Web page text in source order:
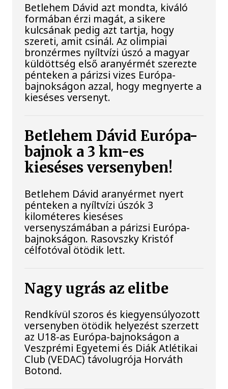
Betlehem Dávid azt mondta, kiváló
formában érzi magát, a sikere
kulcsának pedig azt tartja, hogy
szereti, amit csinál. Az olimpiai
bronzérmes nyíltvízi úszó a magyar
küldöttség első aranyérmét szerezte
pénteken a párizsi vizes Európa-
bajnokságon azzal, hogy megnyerte a
kieséses versenyt.
Betlehem Dávid Európa-
bajnok a 3 km-es
kieséses versenyben!
Betlehem Dávid aranyérmet nyert
pénteken a nyíltvízi úszók 3
kilométeres kieséses
versenyszámában a párizsi Európa-
bajnokságon. Rasovszky Kristóf
célfotóval ötödik lett.
Nagy ugrás az elitbe
Rendkívül szoros és kiegyensúlyozott
versenyben ötödik helyezést szerzett
az U18-as Európa-bajnokságon a
Veszprémi Egyetemi és Diák Atlétikai
Club (VEDAC) távolugrója Horváth
Botond.